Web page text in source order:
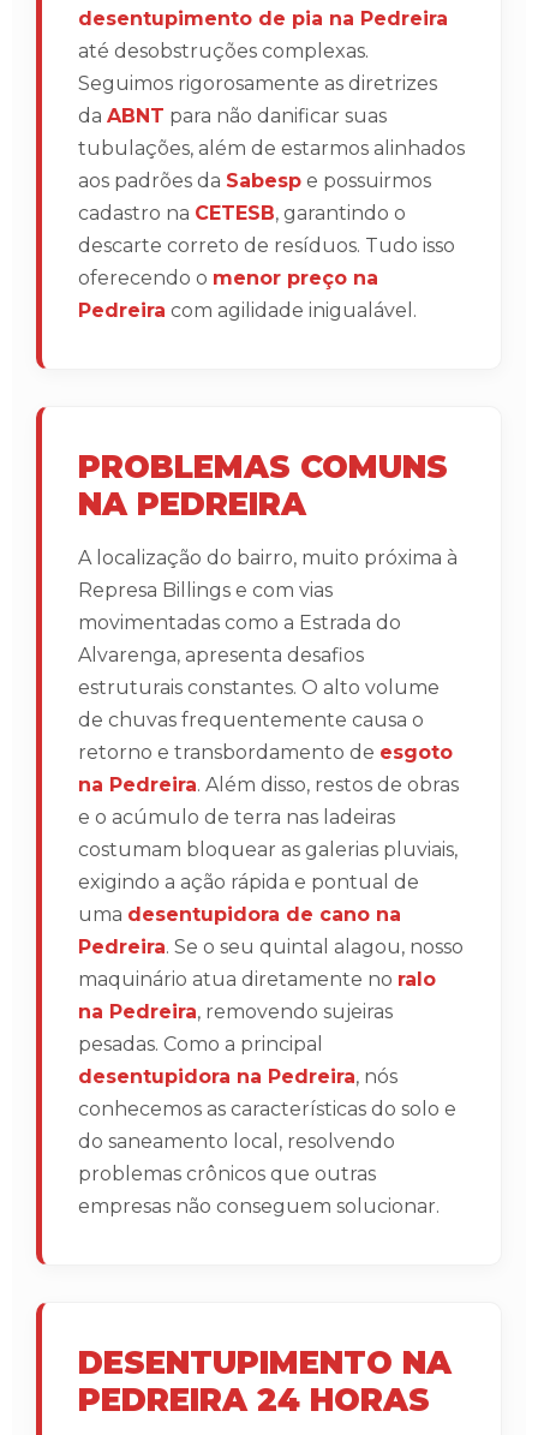
desentupimento de pia na Pedreira
até desobstruções complexas.
Seguimos rigorosamente as diretrizes
da ABNT para não danificar suas
tubulações, além de estarmos alinhados
aos padrões da Sabesp e possuirmos
cadastro na CETESB, garantindo o
descarte correto de resíduos. Tudo isso
oferecendo o menor preço na
Pedreira com agilidade inigualável.
PROBLEMAS COMUNS
NA PEDREIRA
A localização do bairro, muito próxima à
Represa Billings e com vias
movimentadas como a Estrada do
Alvarenga, apresenta desafios
estruturais constantes. O alto volume
de chuvas frequentemente causa o
retorno e transbordamento de esgoto
na Pedreira. Além disso, restos de obras
e o acúmulo de terra nas ladeiras
costumam bloquear as galerias pluviais,
exigindo a ação rápida e pontual de
uma desentupidora de cano na
Pedreira. Se o seu quintal alagou, nosso
maquinário atua diretamente no ralo
na Pedreira, removendo sujeiras
pesadas. Como a principal
desentupidora na Pedreira, nós
conhecemos as características do solo e
do saneamento local, resolvendo
problemas crônicos que outras
empresas não conseguem solucionar.
DESENTUPIMENTO NA
PEDREIRA 24 HORAS